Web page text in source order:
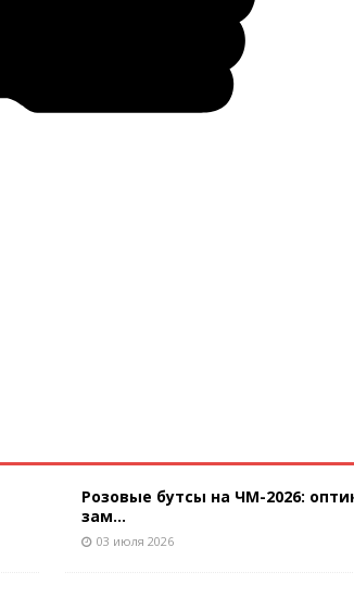
Розовые бутсы на ЧМ-2026:
зам...
03 июля 2026